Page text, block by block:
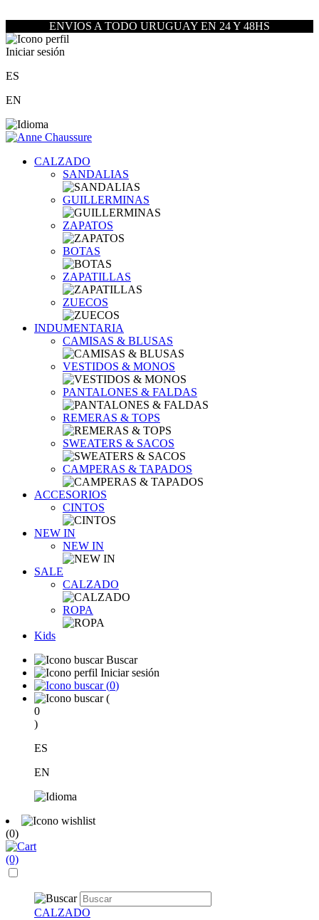
ENVIOS A TODO URUGUAY EN 24 Y 48HS
Iniciar sesión
ES
EN
CALZADO
SANDALIAS
GUILLERMINAS
ZAPATOS
BOTAS
ZAPATILLAS
ZUECOS
INDUMENTARIA
CAMISAS & BLUSAS
VESTIDOS & MONOS
PANTALONES & FALDAS
REMERAS & TOPS
SWEATERS & SACOS
CAMPERAS & TAPADOS
ACCESORIOS
CINTOS
NEW IN
NEW IN
SALE
CALZADO
ROPA
Kids
Buscar
Iniciar sesión
(0)
(
0
)
ES
EN
(0)
(0)
CALZADO